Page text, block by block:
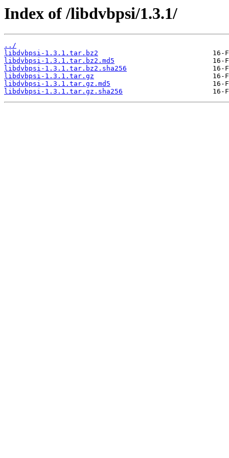
Index of /libdvbpsi/1.3.1/
../
libdvbpsi-1.3.1.tar.bz2
libdvbpsi-1.3.1.tar.bz2.md5
libdvbpsi-1.3.1.tar.bz2.sha256
libdvbpsi-1.3.1.tar.gz
libdvbpsi-1.3.1.tar.gz.md5
libdvbpsi-1.3.1.tar.gz.sha256